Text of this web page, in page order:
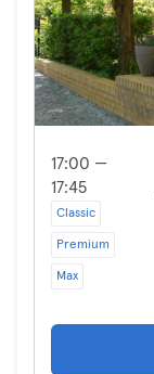
17:00 —
17:45
Classic
Premium
Max